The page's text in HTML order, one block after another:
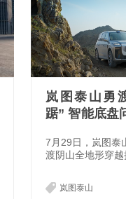
岚图泰山勇
踞” 智能底盘
7月29日，岚图泰
渡阴山全地形穿
的全地形实力。
款全地形智能底盘
岚图泰山